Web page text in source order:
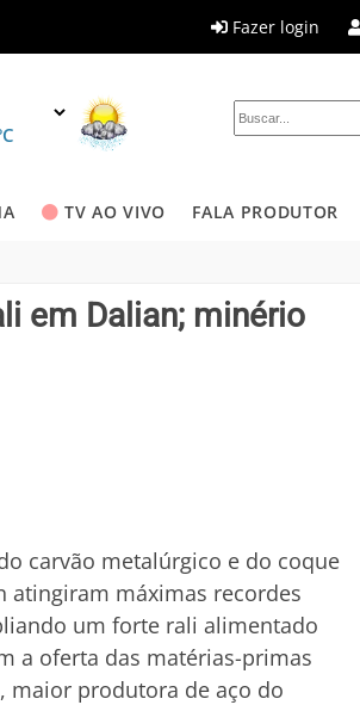
Fazer login
TV AO VIVO FALA PRODUTOR
em Dalian; minério
carvão metalúrgico e do coque
atingiram máximas recordes
um forte rali alimentado
a oferta das matérias-primas
maior produtora de aço do